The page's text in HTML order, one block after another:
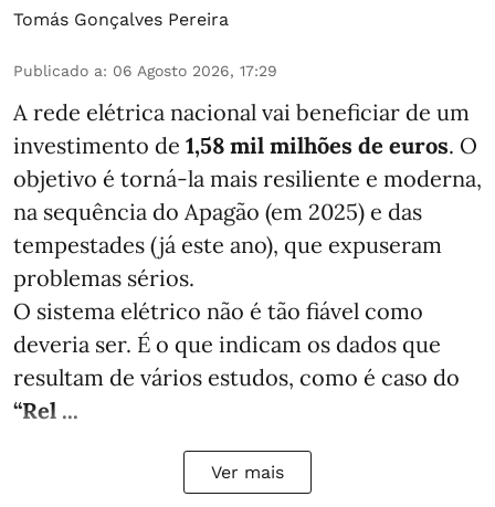
Tomás Gonçalves Pereira
Publicado a: 06 Agosto 2026, 17:29
A rede elétrica nacional vai beneficiar de um
investimento de 1,58 mil milhões de euros. O
objetivo é torná-la mais resiliente e moderna,
na sequência do Apagão (em 2025) e das
tempestades (já este ano), que expuseram
problemas sérios.
O sistema elétrico não é tão fiável como
deveria ser. É o que indicam os dados que
resultam de vários estudos, como é caso do
“Rel ...
Ver mais